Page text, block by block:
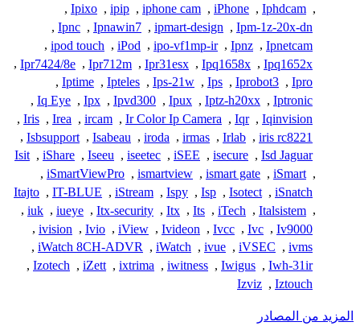
,
Iphdcam
,
iPhone
,
iphone cam
,
ipip
,
Ipixo
,
Ipm-1z-20x-dn
,
ipmart-design
,
Ipnawin7
,
Ipnc
,
Ipnetcam
,
Ipnz
,
ipo-vf1mp-ir
,
iPod
,
ipod touch
,
Ipq1652x
,
Ipq1658x
,
Ipr31esx
,
Ipr712m
,
Ipr7424/8e
,
Ipro
,
Iprobot3
,
Ips
,
Ips-21w
,
Ipteles
,
Iptime
,
Iptronic
,
Iptz-h20xx
,
Ipux
,
Ipvd300
,
Ipx
,
Iq Eye
,
Iqinvision
,
Iqr
,
Ir Color Ip Camera
,
ircam
,
Irea
,
Iris
,
iris rc8221
,
Irlab
,
irmas
,
iroda
,
Isabeau
,
Isbsupport
,
Isd Jaguar
,
isecure
,
iSEE
,
iseetec
,
Iseeu
,
iShare
,
Isit
,
iSmart
,
ismart gate
,
ismartview
,
iSmartViewPro
,
iSnatch
,
Isotect
,
Isp
,
Ispy
,
iStream
,
IT-BLUE
,
Itajto
,
Italsistem
,
iTech
,
Its
,
Itx
,
Itx-security
,
iueye
,
iuk
,
Iv9000
,
Ivc
,
Ivcc
,
Ivideon
,
iView
,
Ivio
,
ivision
,
ivms
,
iVSEC
,
ivue
,
iWatch
,
iWatch 8CH-ADVR
,
Iwh-31ir
,
Iwigus
,
iwitness
,
ixtrima
,
iZett
,
Izotech
,
Iztouch
,
Izviz
المزيد من المصادر